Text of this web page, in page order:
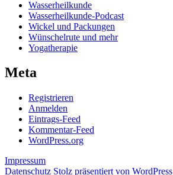
Wasserheilkunde
Wasserheilkunde-Podcast
Wickel und Packungen
Wünschelrute und mehr
Yogatherapie
Meta
Registrieren
Anmelden
Eintrags-Feed
Kommentar-Feed
WordPress.org
Impressum
Datenschutz Stolz präsentiert von WordPress